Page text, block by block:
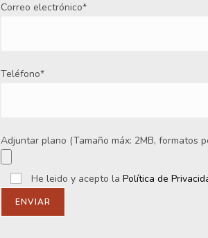
Correo electrónico*
Teléfono*
Adjuntar plano (Tamaño máx: 2MB, formatos
He leido y acepto la Política de